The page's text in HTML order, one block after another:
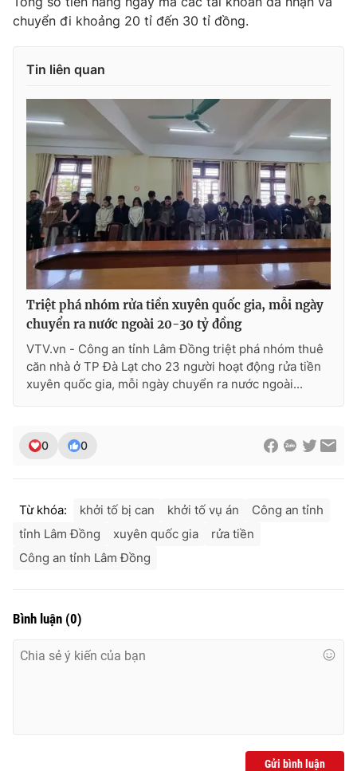
chuyển đi khoảng 20 tỉ đến 30 tỉ đồng.
Tin liên quan
Triệt phá nhóm rửa tiền xuyên quốc gia, mỗi ngày
chuyển ra nước ngoài 20-30 tỷ đồng
VTV.vn - Công an tỉnh Lâm Đồng triệt phá nhóm thuê
căn nhà ở TP Đà Lạt cho 23 người hoạt động rửa tiền
xuyên quốc gia, mỗi ngày chuyển ra nước ngoài...
0 0
Từ khóa: khởi tố bị can khởi tố vụ án
Công an tỉnh
tỉnh Lâm Đồng
xuyên quốc gia
rửa tiền
Công an tỉnh Lâm Đồng
Bình luận (0)
Gửi bình luận